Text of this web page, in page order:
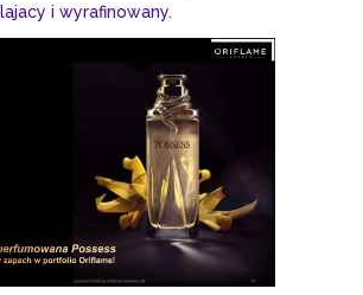
i wyrafinowany.